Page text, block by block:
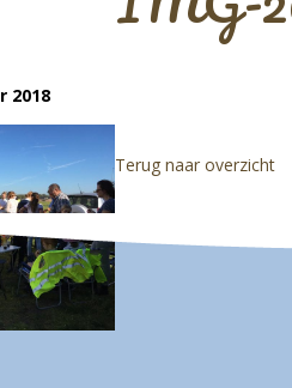
2018
Terug naar overzicht